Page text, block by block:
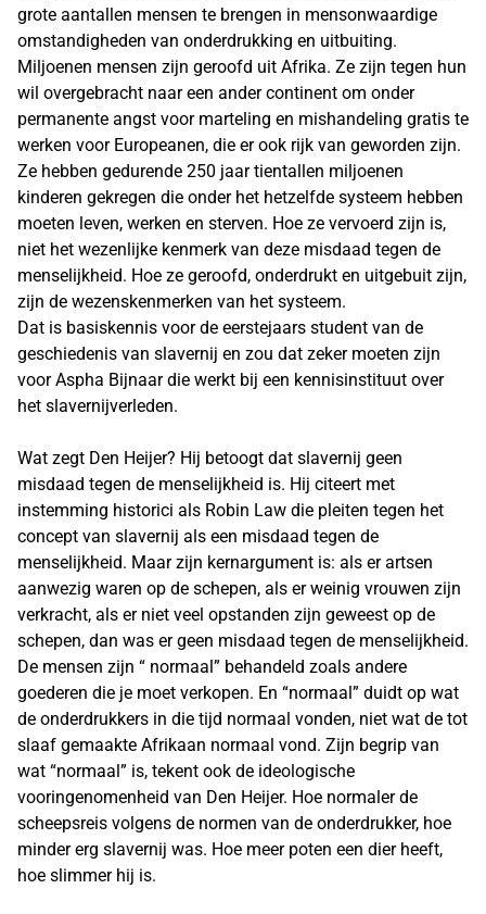
grote aantallen mensen te brengen in mensonwaardige
omstandigheden van onderdrukking en uitbuiting.
Miljoenen mensen zijn geroofd uit Afrika. Ze zijn tegen hun
wil overgebracht naar een ander continent om onder
permanente angst voor marteling en mishandeling gratis te
werken voor Europeanen, die er ook rijk van geworden zijn.
Ze hebben gedurende 250 jaar tientallen miljoenen
kinderen gekregen die onder het hetzelfde systeem hebben
moeten leven, werken en sterven. Hoe ze vervoerd zijn is,
niet het wezenlijke kenmerk van deze misdaad tegen de
menselijkheid. Hoe ze geroofd, onderdrukt en uitgebuit zijn,
zijn de wezenskenmerken van het systeem.
Dat is basiskennis voor de eerstejaars student van de
geschiedenis van slavernij en zou dat zeker moeten zijn
voor Aspha Bijnaar die werkt bij een kennisinstituut over
het slavernijverleden.
Wat zegt Den Heijer? Hij betoogt dat slavernij geen
misdaad tegen de menselijkheid is. Hij citeert met
instemming historici als Robin Law die pleiten tegen het
concept van slavernij als een misdaad tegen de
menselijkheid. Maar zijn kernargument is: als er artsen
aanwezig waren op de schepen, als er weinig vrouwen zijn
verkracht, als er niet veel opstanden zijn geweest op de
schepen, dan was er geen misdaad tegen de menselijkheid.
De mensen zijn “ normaal” behandeld zoals andere
goederen die je moet verkopen. En “normaal” duidt op wat
de onderdrukkers in die tijd normaal vonden, niet wat de tot
slaaf gemaakte Afrikaan normaal vond. Zijn begrip van
wat “normaal” is, tekent ook de ideologische
vooringenomenheid van Den Heijer. Hoe normaler de
scheepsreis volgens de normen van de onderdrukker, hoe
minder erg slavernij was. Hoe meer poten een dier heeft,
hoe slimmer hij is.